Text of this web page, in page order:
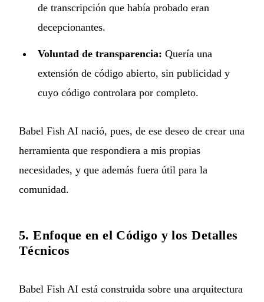
de transcripción que había probado eran
decepcionantes.
Voluntad de transparencia: Quería una
extensión de código abierto, sin publicidad y
cuyo código controlara por completo.
Babel Fish AI nació, pues, de ese deseo de crear una
herramienta que respondiera a mis propias
necesidades, y que además fuera útil para la
comunidad.
5. Enfoque en el Código y los Detalles
Técnicos
Babel Fish AI está construida sobre una arquitectura